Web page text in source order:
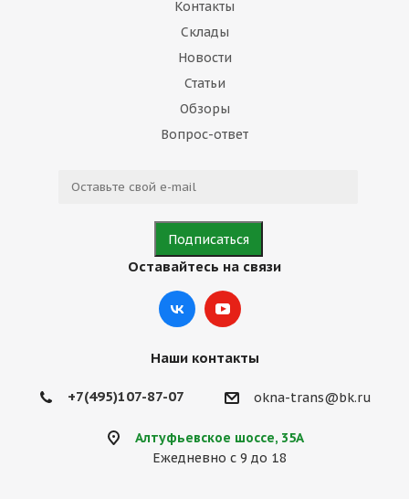
Контакты
Склады
Новости
Статьи
Обзоры
Вопрос-ответ
Оставайтесь на связи
Наши контакты
+7(495)107-87-07 okna-trans@bk.ru
Алтуфьевское шоссе, 35А
Ежедневно с 9 до 18